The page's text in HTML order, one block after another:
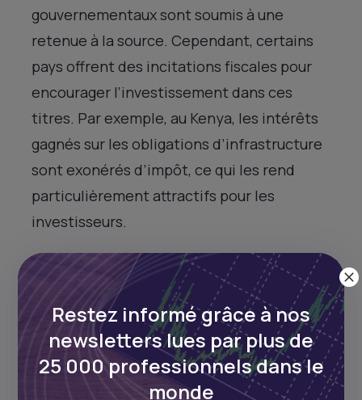
gouvernementaux sont soumis à une
retenue à la source. Cependant, certains
pays offrent des incitations fiscales pour
encourager l’investissement dans ces
titres. Par exemple, au Kenya, les intérêts
gagnés sur les obligations d’infrastructure
sont exonérés d’impôt, ce qui les rend
particulièrement attractifs pour les
investisseurs.
L’un des principaux avantages des
obligations du Trésor est leur liquidité. Il
existe généralement un marché
secondaire robuste pour ces titres, ce qui
signifie que les investisseurs peuvent
vendre leurs obligations avant leur
Restez informé grâce à nos
newsletters lues par plus de
25 000 professionnels dans le
monde